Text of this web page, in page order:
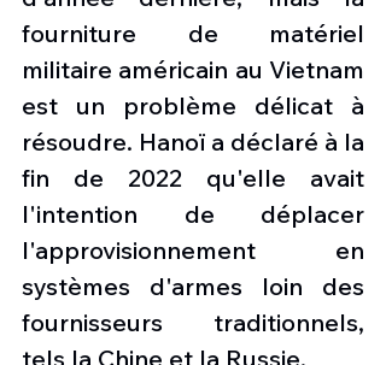
fourniture de matériel
militaire américain au Vietnam
est un problème délicat à
résoudre. Hanoï a déclaré à la
fin de 2022 qu'elle avait
l'intention de déplacer
l'approvisionnement en
systèmes d'armes loin des
fournisseurs traditionnels,
tels la Chine et la Russie.